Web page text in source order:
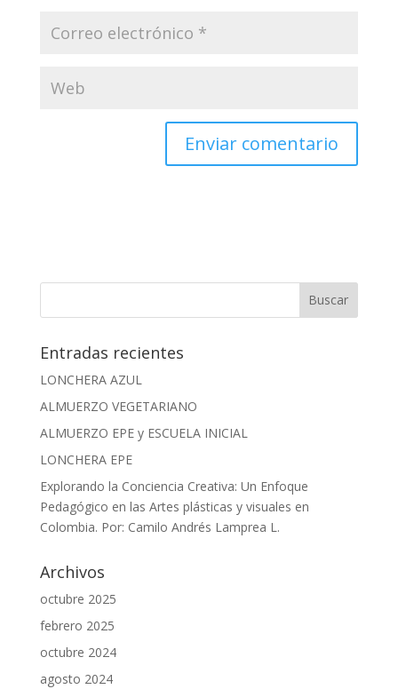
Entradas recientes
LONCHERA AZUL
ALMUERZO VEGETARIANO
ALMUERZO EPE y ESCUELA INICIAL
LONCHERA EPE
Explorando la Conciencia Creativa: Un Enfoque
Pedagógico en las Artes plásticas y visuales en
Colombia. Por: Camilo Andrés Lamprea L.
Archivos
octubre 2025
febrero 2025
octubre 2024
agosto 2024